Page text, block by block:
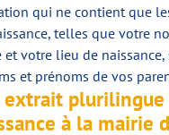
qui ne contient que
telles que votre
votre lieu de naissance,
et prénoms de vos
extrait
à la mairie